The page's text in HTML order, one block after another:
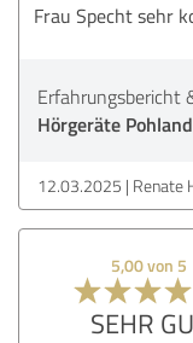
Frau Specht sehr
Erfahrungsbericht
Hörgeräte
12.03.2025 Renate
5,00 von 5
SEHR